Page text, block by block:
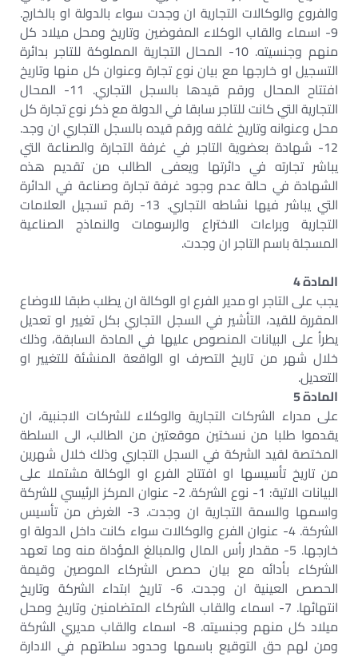
والفروع والوكالات التجارية ان وجدت سواء بالدولة او بالخارج.
9- اسماء والقاب الوكلاء المفوضين وتاريخ ومحل ميلاد كل
منهم وجنسيته. 10- المحال التجارية المملوكة للتاجر بدائرة
التسجيل او خارجها مع بيان نوع تجارة وعنوان كل منها وتاريخ
افتتاح المحال ورقم قيدها بالسجل التجاري. 11- المحال
التجارية التي كانت للتاجر سابقا في الدولة مع ذكر نوع تجارة كل
محل وعنوانه وتاريخ غلقه ورقم قيده بالسجل التجاري ان وجد.
12- شهادة بعضوية التاجر في غرفة التجارة والصناعة التي
يباشر تجارته في دائرتها ويعفى الطالب من تقديم هذه
الشهادة في حالة عدم وجود غرفة تجارة وصناعة في الدائرة
التي يباشر فيها نشاطه التجاري. 13- رقم تسجيل العلامات
التجارية وبراءات الاختراع والرسومات والنماذج الصناعية
المسجلة باسم التاجر ان وجدت.
المادة 4
يجب على التاجر او مدير الفرع او الوكالة ان يطلب طبقا للاوضاع
المقررة للقيد، التأشير في السجل التجاري بكل تغيير او تعديل
يطرأ على البيانات المنصوص عليها في المادة السابقة، وذلك
خلال شهر من تاريخ التصرف او الواقعة المنشئة للتغيير او
التعديل.
المادة 5
على مدراء الشركات التجارية والوكلاء للشركات الاجنبية، ان
يقدموا طلبا من نسختين موقعتين من الطالب، الى السلطة
المختصة لقيد الشركة في السجل التجاري وذلك خلال شهرين
من تاريخ تأسيسها او افتتاح الفرع او الوكالة مشتملا على
البيانات الاتية: 1- نوع الشركة. 2- عنوان المركز الرئيسي للشركة
واسمها والسمة التجارية ان وجدت. 3- الغرض من تأسيس
الشركة. 4- عنوان الفرع والوكالات سواء كانت داخل الدولة او
خارجها. 5- مقدار رأس المال والمبالغ المؤداة منه وما تعهد
الشركاء بأدائه مع بيان حصص الشركاء الموصين وقيمة
الحصص العينية ان وجدت. 6- تاريخ ابتداء الشركة وتاريخ
انتهائها. 7- اسماء والقاب الشركاء المتضامنين وتاريخ ومحل
ميلاد كل منهم وجنسيته. 8- اسماء والقاب مديري الشركة
ومن لهم حق التوقيع باسمها وحدود سلطتهم في الادارة